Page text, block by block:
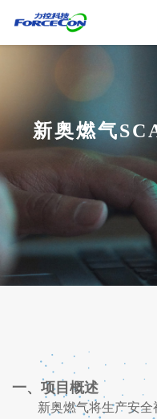
新奥燃气
一、项目概述
新奥燃气将生产安